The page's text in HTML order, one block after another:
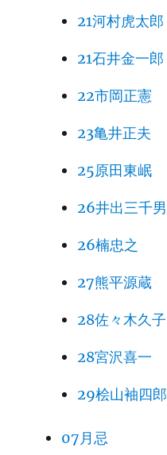
21河村虎太郎
21石井金一郎
22市岡正憲
23亀井正夫
25原田東岷
26井出三千男
26楠忠之
27熊平源蔵
28佐々木久子
28宮沢喜一
29桧山袖四郎
07月忌